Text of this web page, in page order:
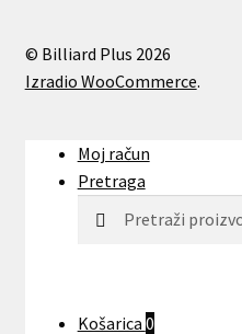
© Billiard Plus 2026
Izradio WooCommerce.
Moj račun
Pretraga
Košarica 0